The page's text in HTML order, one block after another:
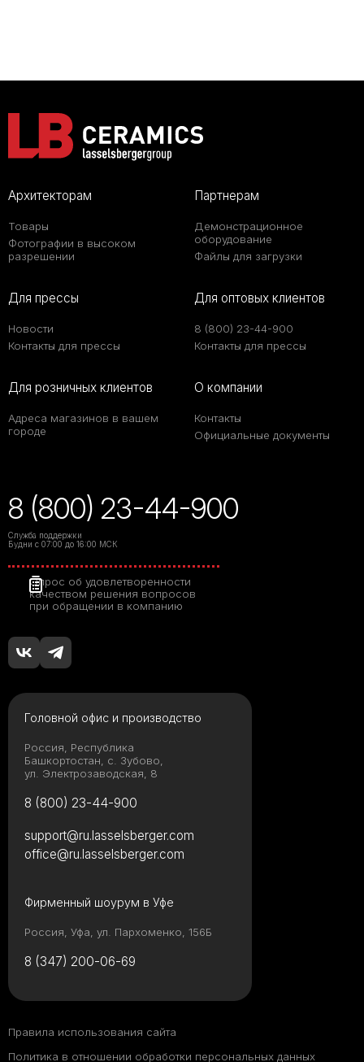
Архитекторам
Товары
Фотографии в высоком
разрешении
Партнерам
Демонстрационное
оборудование
Файлы для загрузки
Для прессы
Новости
Контакты для прессы
Для оптовых клиентов
8 (800) 23-44-900
Контакты для прессы
Для розничных клиентов
Адреса магазинов в вашем
городе
О компании
Контакты
Официальные документы
8 (800) 23-44-900
Служба поддержки
Будни с 07:00 до 16:00 МСК
Опрос об удовлетворенности
качеством решения вопросов
при обращении в компанию
Головной офис и производство
Россия, Республика
Башкортостан, с. Зубово,
ул. Электрозаводская, 8
8 (800) 23-44-900
Фирменный шоурум в Уфе
Россия, Уфа, ул. Пархоменко, 156Б
8 (347) 200-06-69
support@ru.lasselsberger.com
office@ru.lasselsberger.com
Правила использования сайта
Политика в отношении обработки персональных данных